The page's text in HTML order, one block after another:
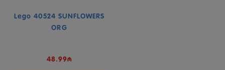
Lego 40524 SUNFLOWERS
ORG
48.99₼